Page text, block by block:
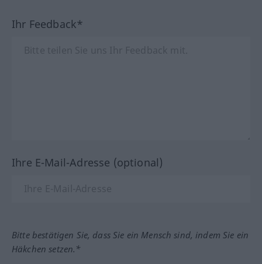
Ihr Feedback*
Ihre E-Mail-Adresse (optional)
Bitte bestätigen Sie, dass Sie ein Mensch sind, indem Sie ein
Häkchen setzen.*